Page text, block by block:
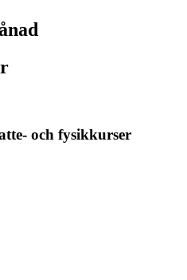
och fysikkurser